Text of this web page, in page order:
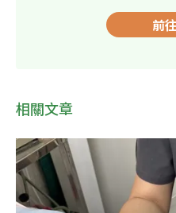
前
相關文章